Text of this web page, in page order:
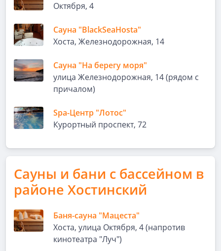
Октября, 4
Сауна "BlackSeaHosta"
Хоста, Железнодорожная, 14
Сауна "На берегу моря"
улица Железнодорожная, 14 (рядом с
причалом)
Spa-Центр "Лотос"
Курортный проспект, 72
Сауны и бани с бассейном в
районе Хостинский
Баня-сауна "Мацеста"
Хоста, улица Октября, 4 (напротив
кинотеатра "Луч")